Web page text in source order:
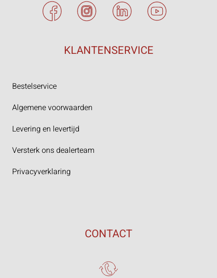
KLANTENSERVICE
Bestelservice
Algemene voorwaarden
Levering en levertijd
Versterk ons dealerteam
Privacyverklaring
CONTACT